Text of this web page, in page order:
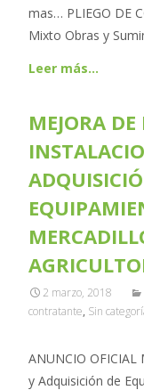
mas… PLIEGO DE
Mixto Obras y
Leer más…
MEJORA DE
2 marzo, 2018
contratante, Sin
ANUNCIO
y Adquisición de